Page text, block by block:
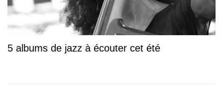
5 albums de jazz à écouter cet été